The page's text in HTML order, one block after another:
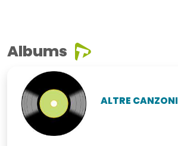
Albums
ALTRE CANZONI